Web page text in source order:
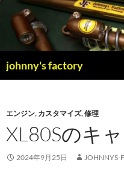
johnny's factory
索
ン
ツ
へ
ス
エンジン, カスタマイズ,修理
XL80Sのキ
2024年9月25日 JOHNNYS-